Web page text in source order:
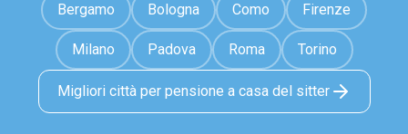
Bergamo Bologna Como Firenze
Milano Padova Roma Torino
Migliori città per pensione a casa del sitter